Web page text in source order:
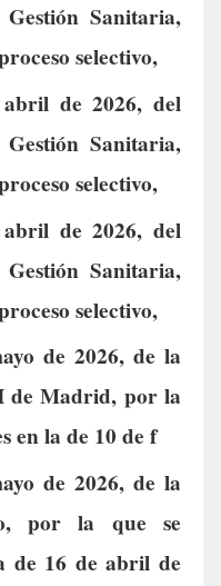
Sanitaria,
selectivo,
de 2026, del
Sanitaria,
selectivo,
de 2026, del
Sanitaria,
selectivo,
de 2026, de la
de Madrid, por la
en la de 10 de f
de 2026, de la
por la que se
de 16 de abril de